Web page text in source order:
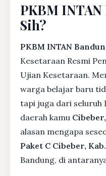
PKBM
Sih?
PKBM INTAN
Kesetaraan Resmi
Ujian Kesetaraan.
warga belajar baru
tapi juga dari seluruh
daerah kamu
alasan mengapa
Paket C Cibeber,
Bandung, di